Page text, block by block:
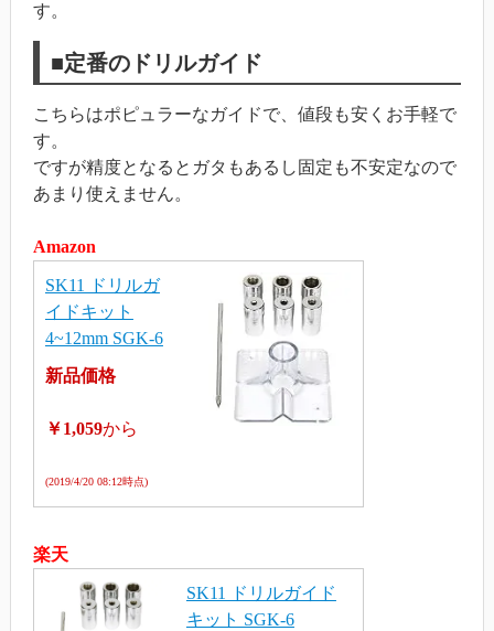
す。
■定番のドリルガイド
こちらはポピュラーなガイドで、値段も安くお手軽で
す。
ですが精度となるとガタもあるし固定も不安定なので
あまり使えません。
Amazon
SK11 ドリルガ
イドキット
4~12mm SGK-6
新品価格
￥1,059から
(2019/4/20 08:12時点)
楽天
SK11 ドリルガイド
キット SGK-6